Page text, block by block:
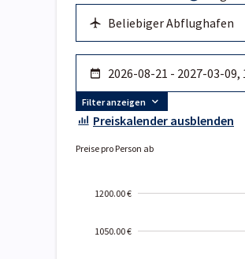
Filter anzeigen
Preiskalender ausblenden
Preise pro Person ab
1200.00 €
1050.00 €